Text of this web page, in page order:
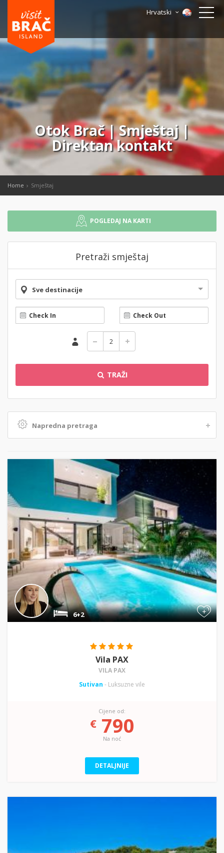
Hrvatski
Otok Brač | Smještaj |
Direktan kontakt
Home Smještaj
POGLEDAJ NA KARTI
Pretraži smještaj
Sve destinacije
TRAŽI
Napredna pretraga
+
6+2
Vila PAX
VILA PAX
Sutivan - Luksuzne vile
Cijene od:
€790
Na noć
DETALJNIJE